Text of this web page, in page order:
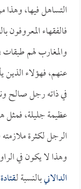
التساهل فيها،
فالفقهاء المعروفون
والمغارب لهم
عنهم، فهؤلاء
في ذاته رجل صالح
عظيمة جليلة، فمثل
الرجل لكثرة
وهذا لا يكون في
الدالانيبالنسبة لـقتادة